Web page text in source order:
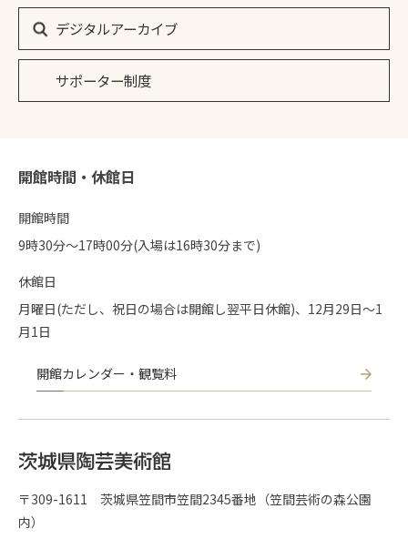
デジタルアーカイブ
サポーター制度
開館時間・休館日
開館時間
9時30分〜17時00分(入場は16時30分まで)
休館日
月曜日(ただし、祝日の場合は開館し翌平日休館)、12月29日～1
月1日
開館カレンダー・観覧料
〒309-1611 茨城県笠間市笠間2345番地（笠間芸術の森公園
内）